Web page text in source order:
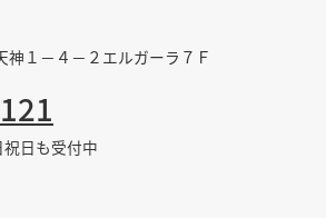
神１－４－２エルガーラ７Ｆ
日も受付中